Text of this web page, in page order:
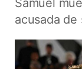
acusada de